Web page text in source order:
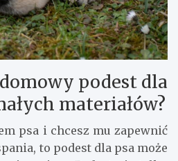
podest dla
materiałów?
psa i chcesz mu zapewnić
to podest dla psa może